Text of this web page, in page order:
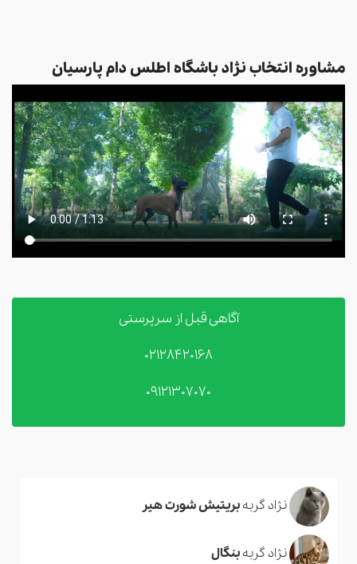
مشاوره انتخاب نژاد باشگاه اطلس دام پارسیان
آگاهی قبل از سرپرستی
02128420168
09121307070
نژاد گربهبریتیش شورت هیر
نژاد گربهبنگال